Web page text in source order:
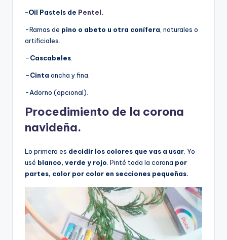
-Oil Pastels de Pentel.
-Ramas de pino o abeto u otra conífera, naturales o
artificiales.
–Cascabeles.
–Cinta ancha y fina.
-Adorno (opcional).
Procedimiento de la corona
navideña.
Lo primero es decidir los colores que vas a usar. Yo
usé blanco, verde y rojo. Pinté toda la corona por
partes, color por color en secciones pequeñas.